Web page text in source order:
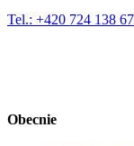
Tel.: +420 724 138
Obecnie